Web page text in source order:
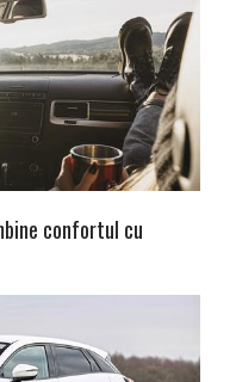
confortul cu